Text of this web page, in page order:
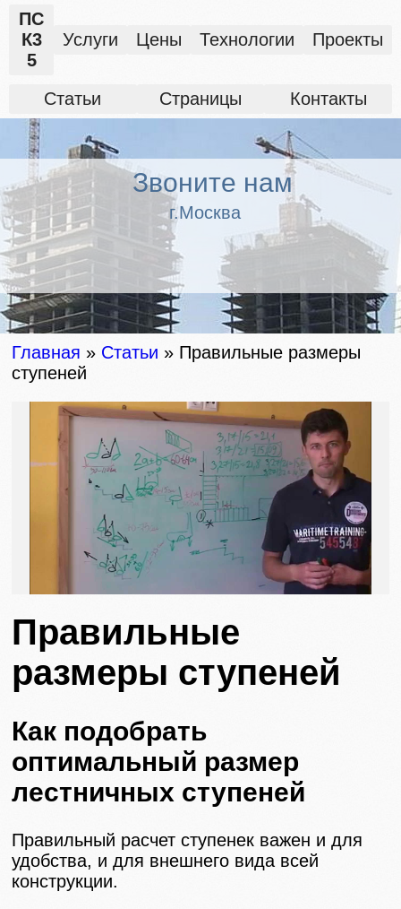
ПС
К3
5
Услуги Цены Технологии Проекты
Статьи Страницы Контакты
Звоните нам
г.Москва
Главная » Статьи » Правильные размеры
ступеней
Правильные
размеры ступеней
Как подобрать
оптимальный размер
лестничных ступеней
Правильный расчет ступенек важен и для
удобства, и для внешнего вида всей
конструкции.